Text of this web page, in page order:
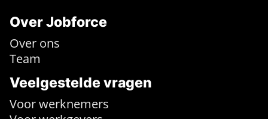
Over Jobforce
Over ons
Team
Veelgestelde vragen
Voor werknemers